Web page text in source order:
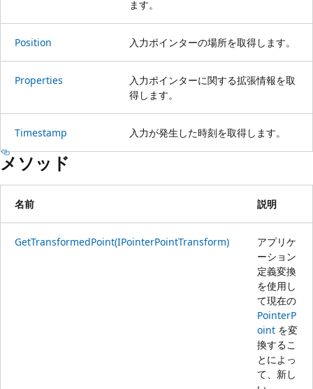
ます。
Position 入力ポインターの場所を取得します。
Properties
入力ポインターに関する拡張情報を取
得します。
Timestamp 入力が発生した時刻を取得します。
メソッド
名前 説明
GetTransformedPoint(IPointerPointTransform)
アプリケ
ーション
定義変換
を使用し
て現在の
PointerP
oint を変
換するこ
とによっ
て、新し